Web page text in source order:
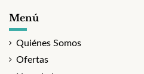
Menú
Quiénes Somos
Ofertas